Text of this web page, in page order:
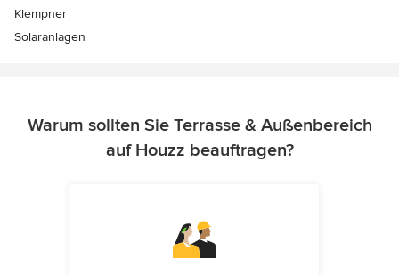
Klempner
Solaranlagen
Warum sollten Sie Terrasse & Außenbereich
auf Houzz beauftragen?